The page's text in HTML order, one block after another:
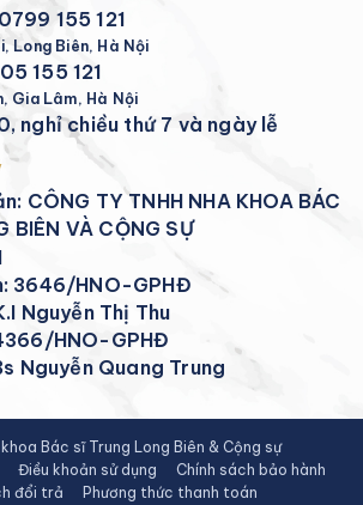
155 121
Long Biên, Hà Nội
155 121
Gia Lâm, Hà Nội
nghỉ chiều thứ 7 và ngày lễ
CÔNG TY TNHH NHA KHOA BÁC
BIÊN VÀ CỘNG SỰ
3646/HNO-GPHĐ
Nguyễn Thị Thu
HNO-GPHĐ
Nguyễn Quang Trung
Bác sĩ Trung Long Biên & Cộng sự
Điều khoản sử dụng
Chính sách bảo hành
đổi trả
Phương thức thanh toán